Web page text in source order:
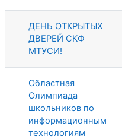
ДЕНЬ ОТКРЫТЫХ
ДВЕРЕЙ СКФ
МТУСИ!
Областная
Олимпиада
школьников по
информационным
технологиям